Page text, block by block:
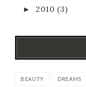
► 2010 (3)
BEAUTY DREAMS